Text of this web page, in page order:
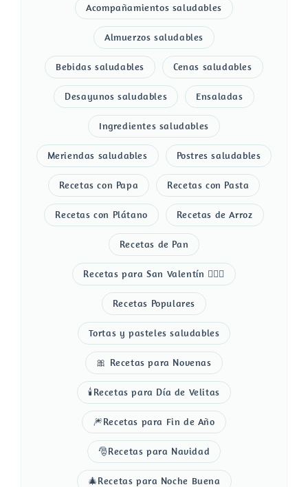
Acompañamientos saludables
Almuerzos saludables
Bebidas saludables Cenas saludables
Desayunos saludables Ensaladas
Ingredientes saludables
Meriendas saludables Postres saludables
Recetas con Papa Recetas con Pasta
Recetas con Plátano Recetas de Arroz
Recetas de Pan
Recetas para San Valentín 👩‍❤️‍👨
Recetas Populares
Tortas y pasteles saludables
🎀 Recetas para Novenas
🕯️Recetas para Día de Velitas
🎆Recetas para Fin de Año
🎅Recetas para Navidad
🎄Recetas para Noche Buena